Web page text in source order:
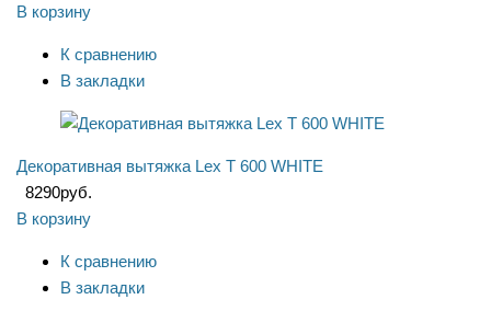
В корзину
К сравнению
В закладки
Декоративная вытяжка Lex T 600 WHITE
8290руб.
В корзину
К сравнению
В закладки